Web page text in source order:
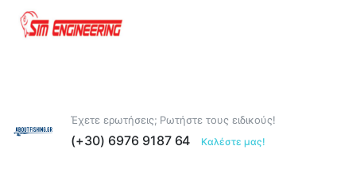
Έχετε ερωτήσεις; Ρωτήστε τους ειδικούς!
(+30) 6976 9187 64 Καλέστε μας!